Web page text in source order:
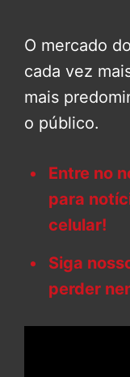
O mercado
cada vez
mais
o público.
Entre no
para
celular!
Siga
perder